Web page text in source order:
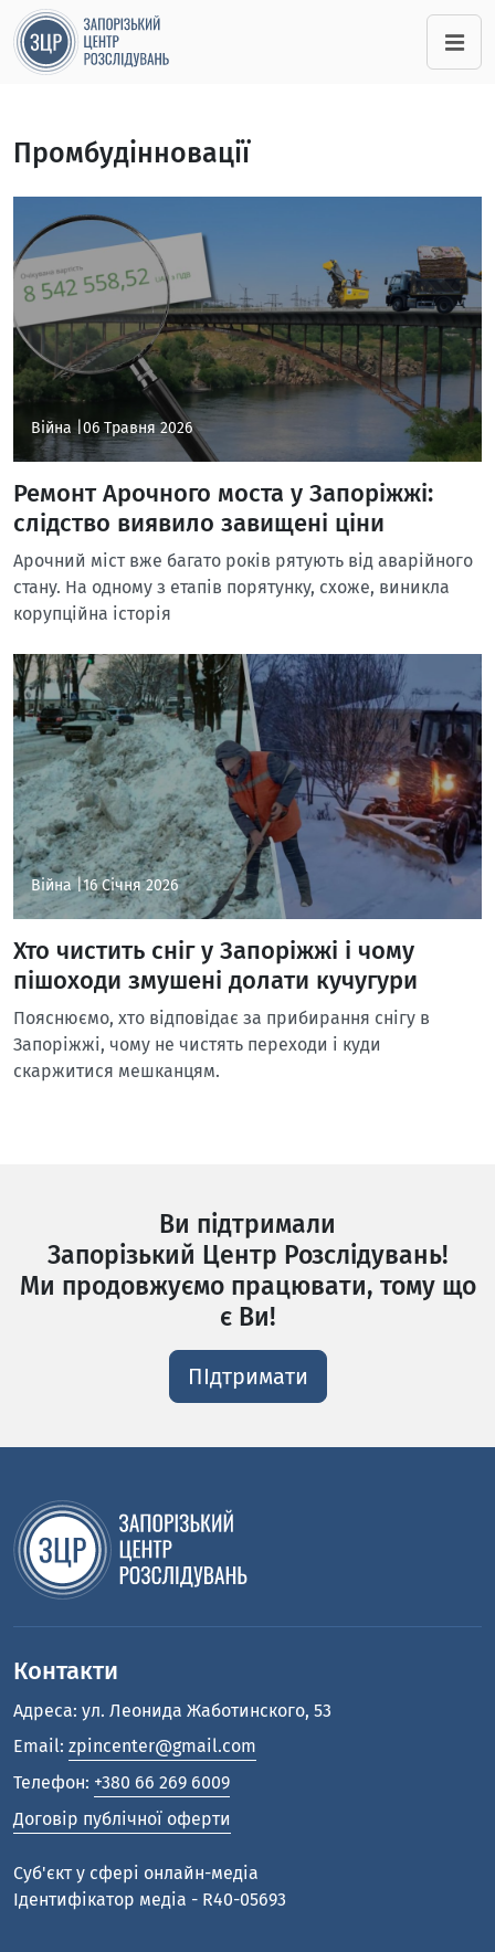
Промбудінновації
Війна | 06 Травня 2026
Ремонт Арочного моста у Запоріжжі:
слідство виявило завищені ціни
Арочний міст вже багато років рятують від аварійного
стану. На одному з етапів порятунку, схоже, виникла
корупційна історія
Війна |16 Січня 2026
Хто чистить сніг у Запоріжжі і чому
пішоходи змушені долати кучугури
Пояснюємо, хто відповідає за прибирання снігу в
Запоріжжі, чому не чистять переходи і куди
скаржитися мешканцям.
Ви підтримали
Запорізький Центр Розслідувань!
Ми продовжуємо працювати, тому що
є Ви!
ПІдтримати
Контакти
Адреса: ул. Леонида Жаботинского, 53
Email: zpincenter@gmail.com
Телефон: +380 66 269 6009
Договір публічної оферти
Cуб'єкт у сфері онлайн-медіа
Ідентифікатор медіа - R40-05693